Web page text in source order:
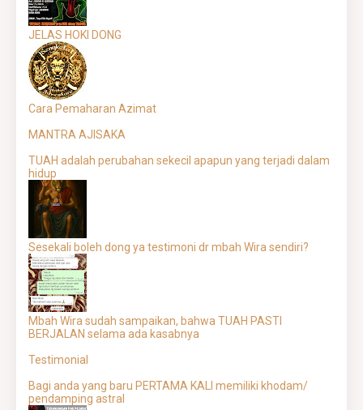
JELAS HOKI DONG
Cara Pemaharan Azimat
MANTRA AJISAKA
TUAH adalah perubahan sekecil apapun yang terjadi dalam
hidup
Sesekali boleh dong ya testimoni dr mbah Wira sendiri?
Mbah Wira sudah sampaikan, bahwa TUAH PASTI
BERJALAN selama ada kasabnya
Testimonial
Bagi anda yang baru PERTAMA KALI memiliki khodam/
pendamping astral